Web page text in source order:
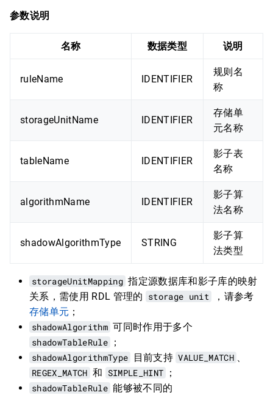
参数说明
名称 数据类型 说明
ruleName IDENTIFIER
规则名
称
storageUnitName IDENTIFIER
存储单
元名称
tableName IDENTIFIER
影子表
名称
algorithmName IDENTIFIER
影子算
法名称
shadowAlgorithmType STRING
影子算
法类型
storageUnitMapping 指定源数据库和影子库的映射
关系，需使用 RDL 管理的 storage unit
，请参考
存储单元 ；
shadowAlgorithm 可同时作用于多个
shadowTableRule ；
shadowAlgorithmType
目前支持 VALUE_MATCH 、
REGEX_MATCH 和 SIMPLE_HINT ；
shadowTableRule 能够被不同的